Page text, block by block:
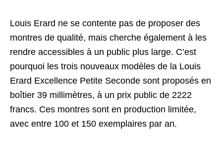
Louis Erard ne se contente pas de proposer des
montres de qualité, mais cherche également à les
rendre accessibles à un public plus large. C’est
pourquoi les trois nouveaux modèles de la Louis
Erard Excellence Petite Seconde sont proposés en
boîtier 39 millimètres, à un prix public de 2222
francs. Ces montres sont en production limitée,
avec entre 100 et 150 exemplaires par an.